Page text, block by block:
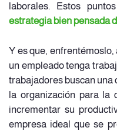
laborales. Estos
estrategia bien pensada
Y es que,
un empleado tenga
trabajadores buscan una
la organización para la
incrementar su
empresa ideal que se